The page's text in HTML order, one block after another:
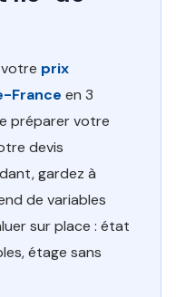
prix
France en 3
préparer votre
devis
gardez à
de variables
sur place : état
étage sans